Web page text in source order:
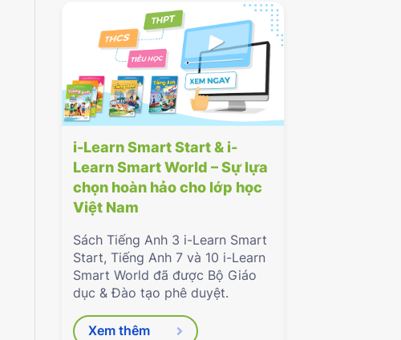
i-Learn Smart Start & i-
Learn Smart World – Sự lựa
chọn hoàn hảo cho lớp học
Việt Nam
Sách Tiếng Anh 3 i-Learn Smart
Start, Tiếng Anh 7 và 10 i-Learn
Smart World đã được Bộ Giáo
dục & Đào tạo phê duyệt.
Xem thêm